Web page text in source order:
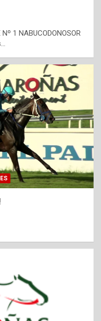
1 NABUCODONOSOR